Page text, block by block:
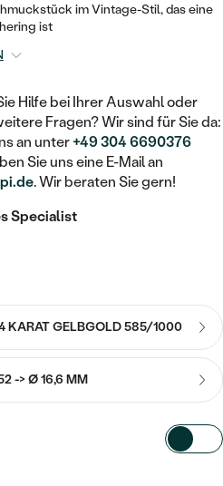
ZUM
ZUM EINFASSEN
im Vintage-Stil, das eine
ist
Hilfe bei Ihrer Auswahl oder
Fragen? Wir sind für Sie da:
an unter+49 304 6690376
Sie uns eine E-Mail an
. Wir beraten Sie gern!
Specialist
KARAT GELBGOLD 585/1000
-> Ø 16,6 MM